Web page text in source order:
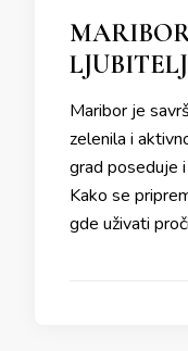
Maribor je
zelenila i
grad poseduje
Kako se
gde uživati